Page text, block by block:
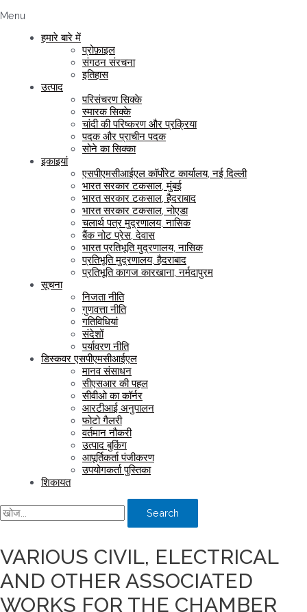
Menu
हमारे बारे में
प्रोफ़ाइल
संगठन संरचना
इतिहास
उत्पाद
परिसंचरण सिक्के
स्मारक सिक्के
चांदी की परिष्करण और प्रक्रिया
पदक और प्राचीन पदक
सोने का सिक्का
इकाइयां
एसपीएमसीआईएल कॉर्पोरेट कार्यालय, नई दिल्ली
भारत सरकार टकसाल, मुंबई
भारत सरकार टकसाल, हैदराबाद
भारत सरकार टकसाल, नोएडा
चलार्थ पत्र मुद्रणालय, नासिक
बैंक नोट प्रेस, देवास
भारत प्रतिभूति मुद्रणालय, नासिक
प्रतिभूति मुद्रणालय, हैदराबाद
प्रतिभूति कागज कारखाना, नर्मदापुरम
सूचना
निजता नीति
गुणवत्ता नीति
गतिविधियां
संदेशों
पर्यावरण नीति
डिस्कवर एसपीएमसीआईएल
मानव संसाधन
सीएसआर की पहल
सीवीओ का कॉर्नर
आरटीआई अनुपालन
फोटो गैलरी
वर्तमान नौकरी
उत्पाद बुकिंग
आपूर्तिकर्ता पंजीकरण
उपयोगकर्ता पुस्तिका
शिकायत
Search
VARIOUS CIVIL, ELECTRICAL
AND OTHER ASSOCIATED
WORKS FOR THE CHAMBER